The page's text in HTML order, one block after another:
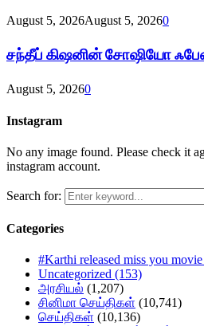
August 5, 2026August 5, 20260
சந்தீப் கிஷனின் சோஷியோ
August 5, 20260
Instagram
No any image found. Please check it
instagram account.
Search for:
Categories
#Karthi released miss you
Uncategorized (153)
அரசியல் (1,207)
சினிமா செய்திகள் (10,741)
செய்திகள் (10,136)